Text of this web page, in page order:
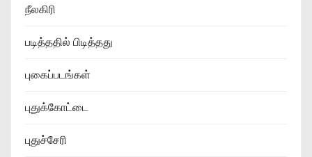
நீலகிரி
படித்ததில் பிடித்தது
புகைப்படங்கள்
புதுக்கோட்டை
புதுச்சேரி